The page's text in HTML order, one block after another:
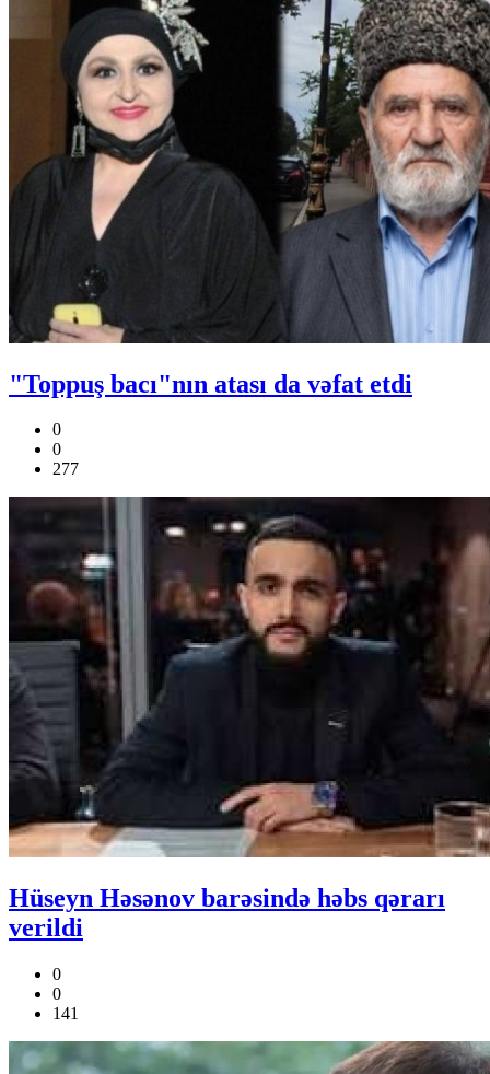
"Toppuş bacı"nın atası da vəfat etdi
0
0
277
Hüseyn Həsənov barəsində həbs qərarı
verildi
0
0
141